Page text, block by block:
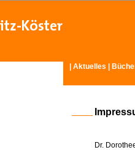
Aktuelles
Dr.